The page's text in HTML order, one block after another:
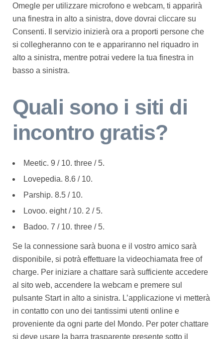
Omegle per utilizzare microfono e webcam, ti apparirà
una finestra in alto a sinistra, dove dovrai cliccare su
Consenti. Il servizio inizierà ora a proporti persone che
si collegheranno con te e appariranno nel riquadro in
alto a sinistra, mentre potrai vedere la tua finestra in
basso a sinistra.
Quali sono i siti di
incontro gratis?
Meetic. 9 / 10. three / 5.
Lovepedia. 8.6 / 10.
Parship. 8.5 / 10.
Lovoo. eight / 10. 2 / 5.
Badoo. 7 / 10. three / 5.
Se la connessione sarà buona e il vostro amico sarà
disponibile, si potrà effettuare la videochiamata free of
charge. Per iniziare a chattare sarà sufficiente accedere
al sito web, accendere la webcam e premere sul
pulsante Start in alto a sinistra. L’applicazione vi metterà
in contatto con uno dei tantissimi utenti online e
proveniente da ogni parte del Mondo. Per poter chattare
si deve usare la barra trasparente presente sotto il